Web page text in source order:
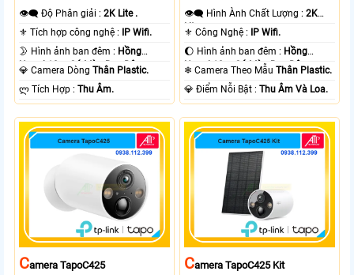
👁️‍🗨 Độ Phân giải :2K Lite .
⚜️ Tích hợp công nghệ : IP Wifi.
🌛 Hình ảnh ban đêm : Hồng
Ngoại 10m Có Màu Ban Ðêm.
💎 Camera DòngThân Plastic.
️ლ Tích Hợp :Thu Âm.
👁️‍🗨 Hình Ành Chất Lượng :2K
Lite .
⚜️ Công Nghệ : IP Wifi.
🌔 Hình ảnh ban đêm : Hồng
Ngoại 10m Có Màu Ban Ðêm.
❄ Camera Theo MẫuThân Plastic.
️💎 Điểm Nỗi Bật :Thu Âm Và Loa.
CAmera TapoC425 CAmera TapoC425 Kit